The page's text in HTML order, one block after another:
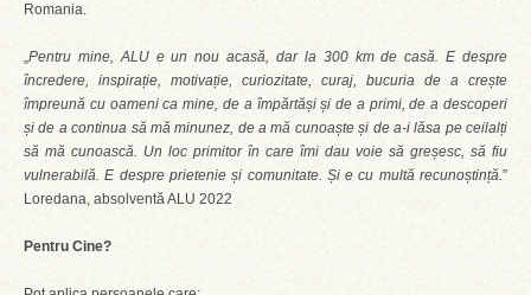
Romania.
„Pentru mine, ALU e un nou acasă, dar la 300 km de casă. E despre
încredere, inspirație, motivație, curiozitate, curaj, bucuria de a crește
împreună cu oameni ca mine, de a împărtăși și de a primi, de a descoperi
și de a continua să mă minunez, de a mă cunoaște și de a-i lăsa pe ceilalți
să mă cunoască. Un loc primitor în care îmi dau voie să greșesc, să fiu
vulnerabilă. E despre prietenie și comunitate. Și e cu multă recunoștință.”
Loredana, absolventă ALU 2022
Pentru Cine?